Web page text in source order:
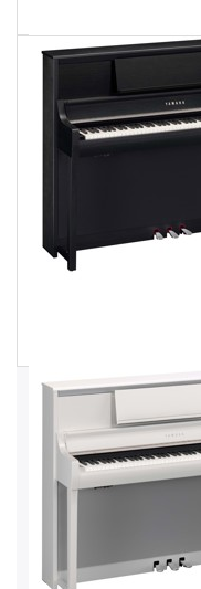
Flexible
inkl. MwSt. (19%),
Lieferzeit:
Optional:
Deluxe
Premium-
verleimten Beinen
Optional: Kopfhörer